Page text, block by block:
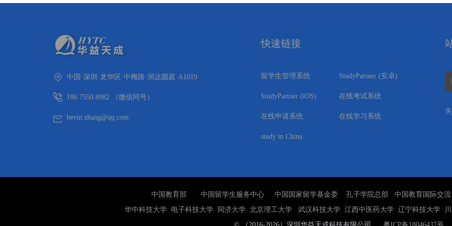
中国·深圳·龙华区·中梅路·润达圆庭·A1019
186 7550 8982 （微信同号）
bevin.zhang@qq.com
快速链接
留学生管理系统 StudyPartner (安卓)
StudyPartner (iOS) 在线考试系统
在线申请系统 在线学习系统
study in China
中国教育部 中国留学生服务中心 中国国家留学基金委 孔子学院总部
中国教育国际交
华中科技大学 电子科技大学 同济大学 北京理工大学 武汉科技大学 江西中医药大学 辽宁科技大学